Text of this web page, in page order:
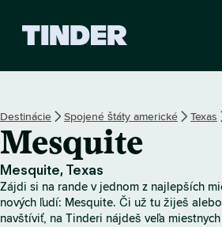
s
k
á
b
a
Destinácie Spojené štáty americké Texas
Mesquite
Mesquite, Texas
Zájdi si na rande v jednom z najlepších
nových ľudí: Mesquite. Či už tu žiješ
navštíviť, na Tinderi nájdeš veľa